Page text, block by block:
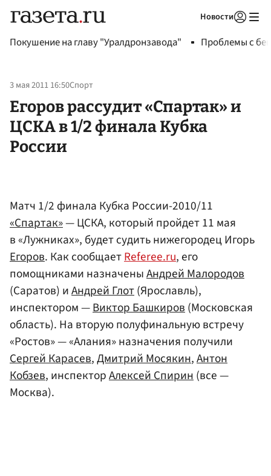
Новости
Покушение на главу "Уралдронзавода" Проблемы с
3 мая 2011 16:50Спорт
Егоров рассудит «Спартак» и
ЦСКА в 1/2 финала Кубка
России
Матч 1/2 финала Кубка России-2010/11
«Спартак»— ЦСКА, который пройдет 11 мая
в «Лужниках», будет судить нижегородец Игорь
Егоров. Как сообщаетReferee.ru, его
помощниками назначеныАндрей Малородов
(Саратов) иАндрей Глот(Ярославль),
инспектором —Виктор Башкиров(Московская
область). На вторую полуфинальную встречу
«Ростов» — «Алания» назначения получили
Сергей Карасев,Дмитрий Мосякин,Антон
Кобзев, инспекторАлексей Спирин(все —
Москва).